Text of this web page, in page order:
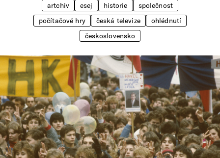
artchiv esej historie
společnost
počítačové hry
česká televize
ohlédnutí
československo